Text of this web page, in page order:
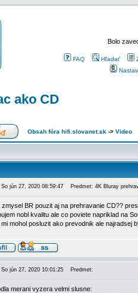
Bolo
FAQ Hľadať
ako CD
Obsah fóra hifi.slovanet.sk -> Video
jún 27, 2020 08:59:47 Predmet: 4K Bluray
zmysel BR pouzit aj na prehravanie CD??
nobl kvalitu ale co poviete napriklad na
mohol posluzit ako prevodnik ale najradsej
jún 27, 2020 10:01:25 Predmet:
merani vyzera velmi slusne: